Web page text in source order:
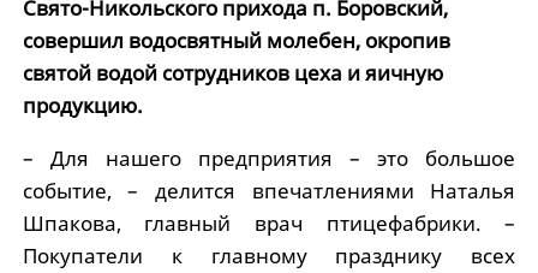
Свято-Никольского прихода п. Боровский,
совершил водосвятный молебен, окропив
святой водой сотрудников цеха и яичную
продукцию.
– Для нашего предприятия – это большое
событие, – делится впечатлениями Наталья
Шпакова, главный врач птицефабрики. –
Покупатели к главному празднику всех